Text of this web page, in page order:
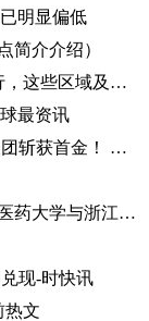
明显偏低
简介介绍）
环球通讯！增城新塘镇龙舟节6月29日举行，这些区域及路段将有交通管制
最资讯
河南省第四届运动会赛场传喜讯 安阳代表团斩获首金！ 环球新要闻
【环球新视野】互帮互学粽香飘！浙江中医药大学与浙江商职院国际学生共度端午
现-时快讯
热文